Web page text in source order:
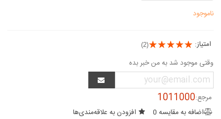
ناموجود
امتیاز: (2)
وقتی موجود شد به من خبر بده
مرجع:1011000
اضافه به مقایسه 0 افزودن به علاقه‌مندی‌ها